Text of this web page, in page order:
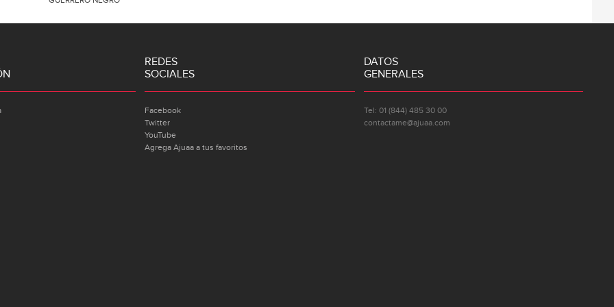
REDES
SOCIALES
Facebook
Twitter
YouTube
Agrega Ajuaa a tus favoritos
DATOS
GENERALES
Tel: 01 (844) 485 30 00
contactame@ajuaa.com